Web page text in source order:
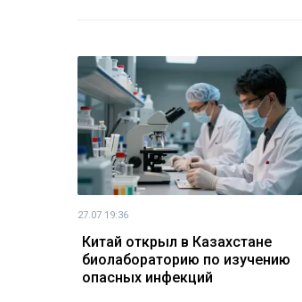
27.07 19:36
Китай открыл в Казахстане
биолабораторию по изучению
опасных инфекций